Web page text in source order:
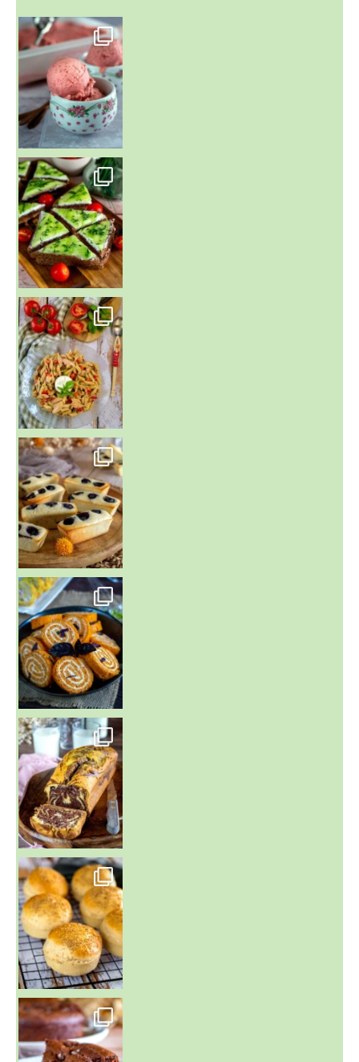
~ NICE CREAM À LA FRAISE ~
Presque un mois que
~ SALADE DE PÂTES AUX DEUX TOMATES THON ET BURRA
~ FINANCIERS MYRTILLES ET CITRON ~
Aujourd'hu
~ BUNS MAISON ~
Un peu de boulange par ici au
~ GÂTEAU FONDANT CHOCO NOISETTE ~
C'est lundi